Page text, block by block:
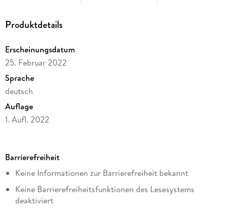
Produktdetails
Erscheinungsdatum
25. Februar 2022
Sprache
deutsch
Auflage
1. Aufl. 2022
Altersempfehlung
ab 16 Jahre
Reihe
Hobbydetektivin Bea von Maarstein / Hummelstich, 5
Barrierefreiheit
Keine Informationen zur Barrierefreiheit bekannt
Keine Barrierefreiheitsfunktionen des Lesesystems
deaktiviert